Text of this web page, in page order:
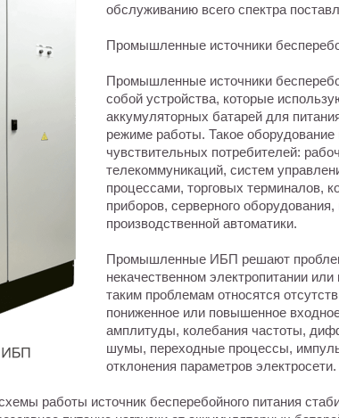
обслуживанию всего спектра
Промышленные источники
Промышленные источники
собой устройства, которые
аккумуляторных батарей для
режиме работы. Такое
чувствительных потребителей:
телекоммуникаций, систем
процессами, торговых терминалов,
приборов, серверного
производственной автоматики.
Промышленные ИБП решают
некачественном электропитании
таким проблемам относятся
пониженное или повышенное
амплитуды, колебания частоты,
шумы, переходные процессы,
отклонения параметров электросети.
работы источник бесперебойного питания